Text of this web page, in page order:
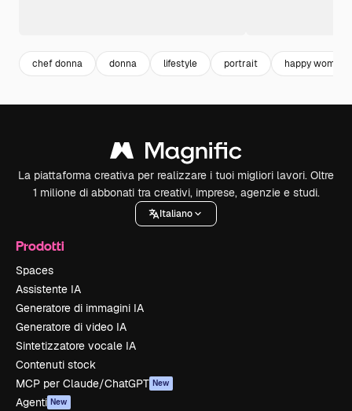
chef donna donna lifestyle portrait happy woman
La piattaforma creativa per realizzare i tuoi migliori lavori. Oltre
1 milione di abbonati tra creativi, imprese, agenzie e studi.
Italiano
Prodotti
Spaces
Assistente IA
Generatore di immagini IA
Generatore di video IA
Sintetizzatore vocale IA
Contenuti stock
MCP per Claude/ChatGPT New
Agenti New